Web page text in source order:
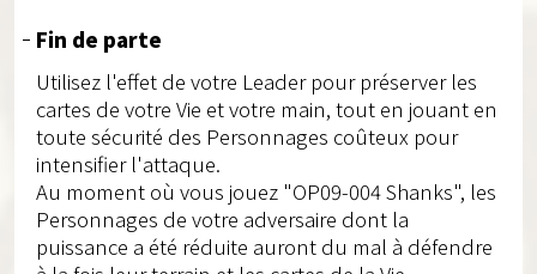
Fin de parte
Utilisez l'effet de votre Leader pour préserver les
cartes de votre Vie et votre main, tout en jouant en
toute sécurité des Personnages coûteux pour
intensifier l'attaque.
Au moment où vous jouez "OP09-004 Shanks", les
Personnages de votre adversaire dont la
puissance a été réduite auront du mal à défendre